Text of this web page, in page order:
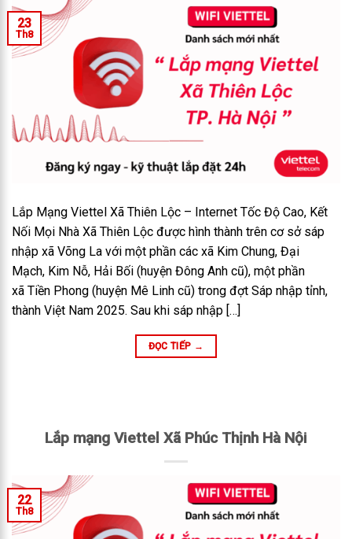
23
Th8
Lắp Mạng Viettel Xã Thiên Lộc – Internet Tốc Độ Cao, Kết
Nối Mọi Nhà Xã Thiên Lộc được hình thành trên cơ sở sáp
nhập xã Võng La với một phần các xã Kim Chung, Đại
Mạch, Kim Nỗ, Hải Bối (huyện Đông Anh cũ), một phần
xã Tiền Phong (huyện Mê Linh cũ) trong đợt Sáp nhập tỉnh,
thành Việt Nam 2025. Sau khi sáp nhập […]
ĐỌC TIẾP →
Lắp mạng Viettel Xã Phúc Thịnh Hà Nội
22
Th8